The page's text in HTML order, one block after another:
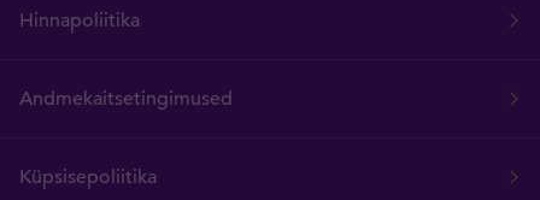
Hinnapoliitika
Andmekaitsetingimused
Küpsisepoliitika